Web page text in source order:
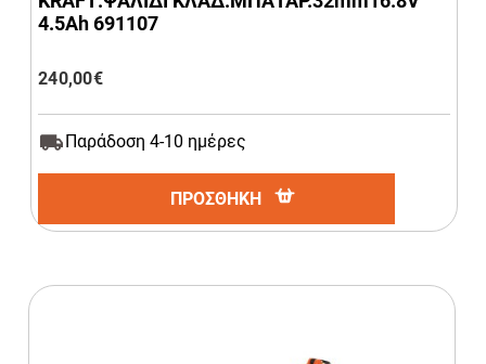
4.5Ah 691107
240,00€
Παράδοση 4-10 ημέρες
ΠΡΟΣΘΗΚΗ